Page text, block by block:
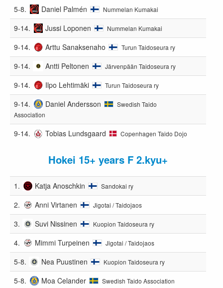
5-8. Daniel Palmén Nummelan Kumakai
9-14. Jussi Loponen Nummelan Kumakai
9-14. Arttu Sanaksenaho Turun Taidoseura ry
9-14. Antti Peltonen Järvenpään Taidoseura ry
9-14. Ilpo Lehtimäki Turun Taidoseura ry
9-14. Daniel Andersson
Swedish Taido
Association
9-14. Tobias Lundsgaard Copenhagen Taido Dojo
Hokei 15+ years F 2.kyu+
1. Katja Anoschkin Sandokai ry
2. Anni Virtanen Jigotai / Taidojaos
3. Suvi Nissinen Kuopion Taidoseura ry
4. Mimmi Turpeinen Jigotai / Taidojaos
5-8. Nea Puustinen Kuopion Taidoseura ry
5-8. Moa Celander Swedish Taido Association